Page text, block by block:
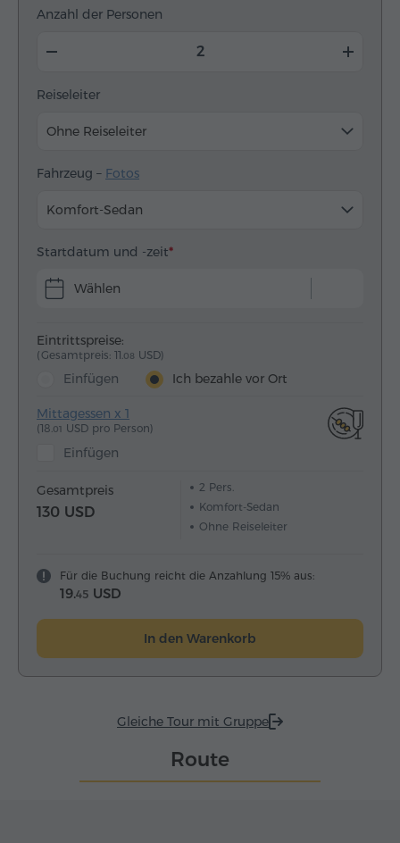
Anzahl der Personen
Reiseleiter
Ohne Reiseleiter
Fahrzeug – Fotos
Komfort-Sedan
Startdatum und -zeit
Wählen
Eintrittspreise:
(Gesamtpreis: 11.08 USD)
Einfügen Ich bezahle vor Ort
Mittagessen x 1
(18.01 USD pro Person)
Einfügen
Gesamtpreis
130 USD
2Pers.
Komfort-Sedan
Ohne Reiseleiter
Für die Buchung reicht die Anzahlung 15% aus:
19.45 USD
In den Warenkorb
Gleiche Tour mit Gruppe
Route